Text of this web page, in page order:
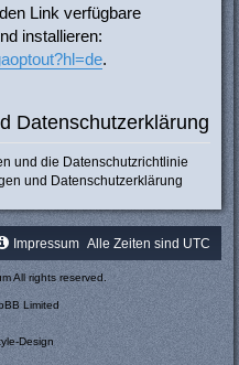
Link verfügbare
installieren:
.
Datenschutzerklärung
und die Datenschutzrichtlinie
und Datenschutzerklärung
Alle Zeiten sind UTC
Impressum
All rights reserved.
Limited
Design